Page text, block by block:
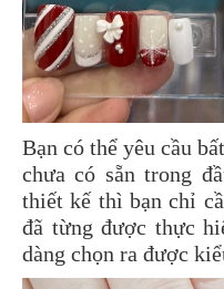
Bạn có thể yêu cầu
chưa có sẵn trong
thiết kế thì bạn chỉ
đã từng được thực
dàng chọn ra được